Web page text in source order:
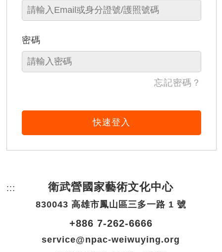
密碼
忘記密碼？
快速登入
::: 頁尾網站資訊。
衛武營國家藝術文化中心
830043 高雄市鳳山區三多一路 1 號
+886 7-262-6666
service@npac-weiwuying.org